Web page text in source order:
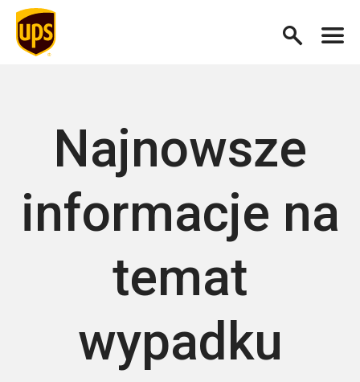
Najnowsze
informacje na
temat
wypadku